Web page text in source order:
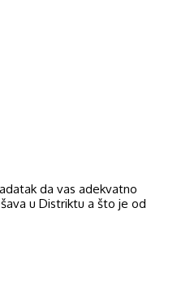
da vas adekvatno
u Distriktu a što je od